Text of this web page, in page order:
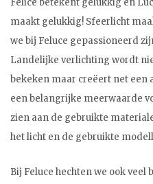
maakt gelukkig! Sfeerlicht
we bij Feluce gepassioneerd
Landelijke verlichting wordt
bekeken maar creëert net een
een belangrijke meerwaarde
zien aan de gebruikte
het licht en de gebruikte
Bij Feluce hechten we ook veel